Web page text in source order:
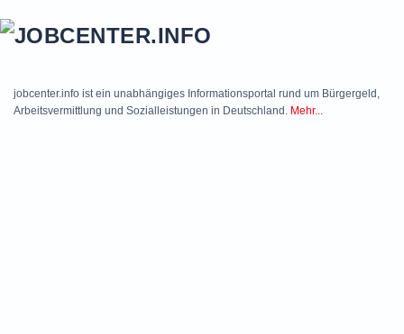
jobcenter.info ist ein unabhängiges Informationsportal rund um Bürgergeld,
Arbeitsvermittlung und Sozialleistungen in Deutschland. Mehr...